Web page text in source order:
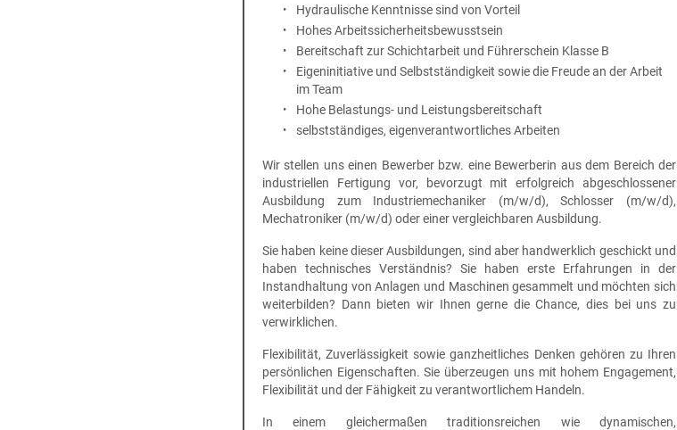
Hydraulische Kenntnisse sind von Vorteil
Hohes Arbeitssicherheitsbewusstsein
Bereitschaft zur Schichtarbeit und Führerschein Klasse B
Eigeninitiative und Selbstständigkeit sowie die Freude an der Arbeit
im Team
Hohe Belastungs- und Leistungsbereitschaft
selbstständiges, eigenverantwortliches Arbeiten
Wir stellen uns einen Bewerber bzw. eine Bewerberin aus dem Bereich der
industriellen Fertigung vor, bevorzugt mit erfolgreich abgeschlossener
Ausbildung zum Industriemechaniker (m/w/d), Schlosser (m/w/d),
Mechatroniker (m/w/d) oder einer vergleichbaren Ausbildung.
Sie haben keine dieser Ausbildungen, sind aber handwerklich geschickt und
haben technisches Verständnis? Sie haben erste Erfahrungen in der
Instandhaltung von Anlagen und Maschinen gesammelt und möchten sich
weiterbilden? Dann bieten wir Ihnen gerne die Chance, dies bei uns zu
verwirklichen.
Flexibilität, Zuverlässigkeit sowie ganzheitliches Denken gehören zu Ihren
persönlichen Eigenschaften. Sie überzeugen uns mit hohem Engagement,
Flexibilität und der Fähigkeit zu verantwortlichem Handeln.
In einem gleichermaßen traditionsreichen wie dynamischen,